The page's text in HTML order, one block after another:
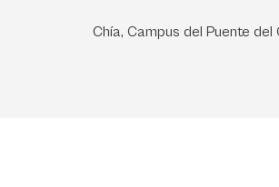
Chía, Campus del Puente del